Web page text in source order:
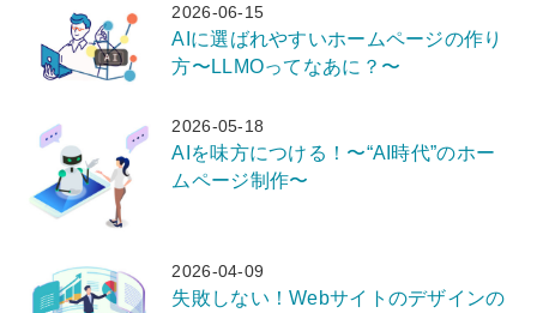
2026-06-15
AIに選ばれやすいホームページの作り
方〜LLMOってなあに？〜
2026-05-18
AIを味方につける！〜“AI時代”のホー
ムページ制作〜
2026-04-09
失敗しない！Webサイトのデザインの